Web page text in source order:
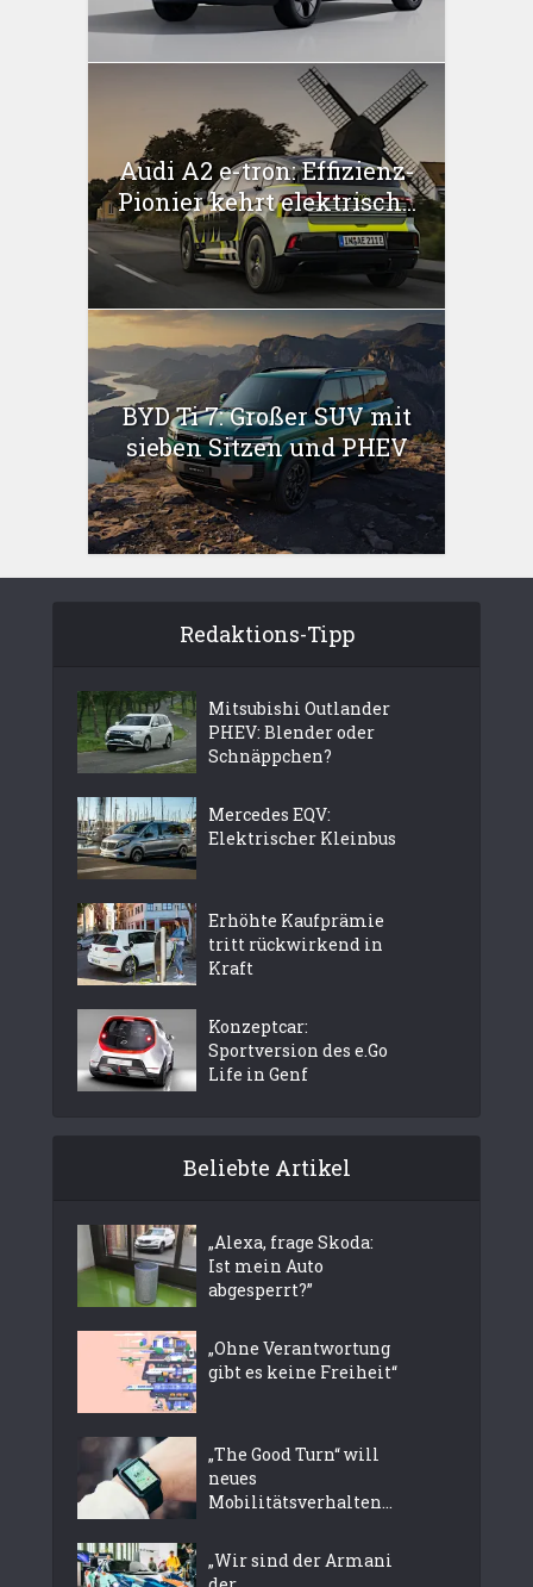
Audi A2 e-tron: Effizienz-
Pionier kehrt elektrisch...
BYD Ti 7: Großer SUV mit
sieben Sitzen und PHEV
Redaktions-Tipp
Mitsubishi Outlander
PHEV: Blender oder
Schnäppchen?
Mercedes EQV:
Elektrischer Kleinbus
Erhöhte Kaufprämie
tritt rückwirkend in
Kraft
Konzeptcar:
Sportversion des e.Go
Life in Genf
Beliebte Artikel
„Alexa, frage Skoda:
Ist mein Auto
abgesperrt?”
„Ohne Verantwortung
gibt es keine Freiheit“
„The Good Turn“ will
neues
Mobilitätsverhalten...
„Wir sind der Armani